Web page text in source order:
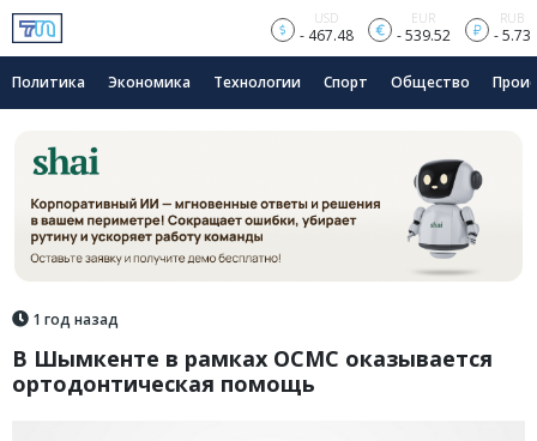
USD
- 467.48
EUR
- 539.52
RUB
- 5.73
Политика Экономика Технологии Спорт Общество
1 год назад
В Шымкенте в рамках ОСМС оказывается
ортодонтическая помощь